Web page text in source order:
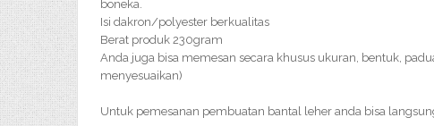
boneka.
Isi dakron/polyester berkualitas
Berat produk 230gram
Anda juga bisa memesan secara khusus ukuran, bentuk,
menyesuaikan)
Untuk pemesanan pembuatan bantal leher anda bisa